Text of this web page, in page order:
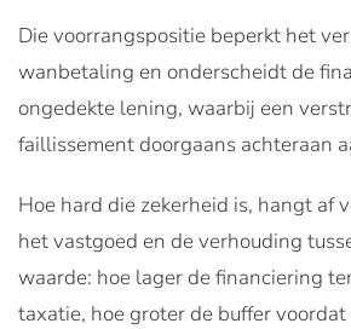
Die voorrangspositie beperkt het
wanbetaling en onderscheidt de
ongedekte lening, waarbij een
faillissement doorgaans achteraan
Hoe hard die zekerheid is, hangt af
het vastgoed en de verhouding
waarde: hoe lager de financiering
taxatie, hoe groter de buffer